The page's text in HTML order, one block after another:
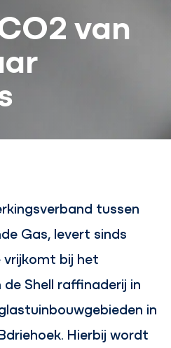
van
tussen
Gas, levert sinds
vrijkomt bij het
Shell raffinaderij in
in
Hierbij wordt